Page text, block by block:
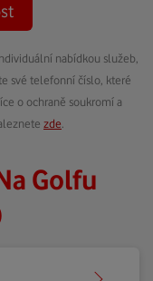
nabídkou služeb,
své telefonní číslo, které
o ochraně soukromí a
zde
Golfu